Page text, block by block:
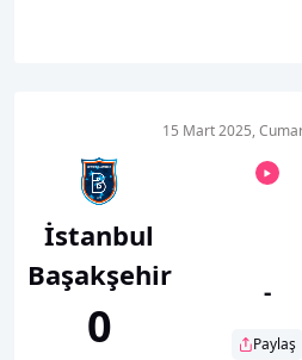
İstanbul
Başakşehir
0
15 Mart 2025,
-
Paylaş